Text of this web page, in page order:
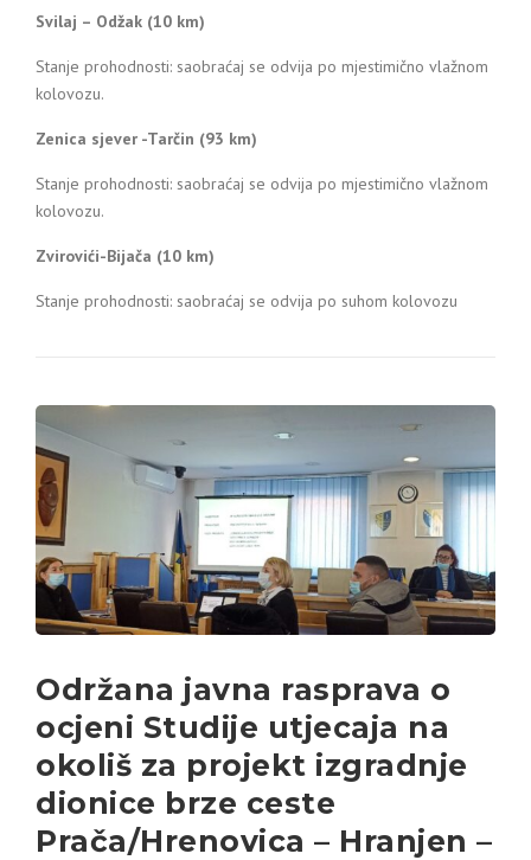
Svilaj – Odžak (10 km)
Stanje prohodnosti: saobraćaj se odvija po mjestimično vlažnom
kolovozu.
Zenica sjever -Tarčin (93 km)
Stanje prohodnosti: saobraćaj se odvija po mjestimično vlažnom
kolovozu.
Zvirovići-Bijača (10 km)
Stanje prohodnosti: saobraćaj se odvija po suhom kolovozu
Održana javna rasprava o
ocjeni Studije utjecaja na
okoliš za projekt izgradnje
dionice brze ceste
Prača/Hrenovica – Hranjen –